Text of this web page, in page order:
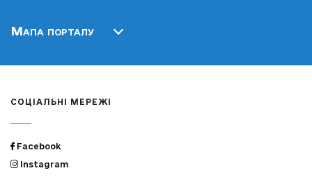
Мапа порталу
СОЦІАЛЬНІ МЕРЕЖІ
Facebook
Instagram